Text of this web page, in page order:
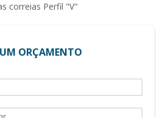
correias Perfil "V"
ORÇAMENTO